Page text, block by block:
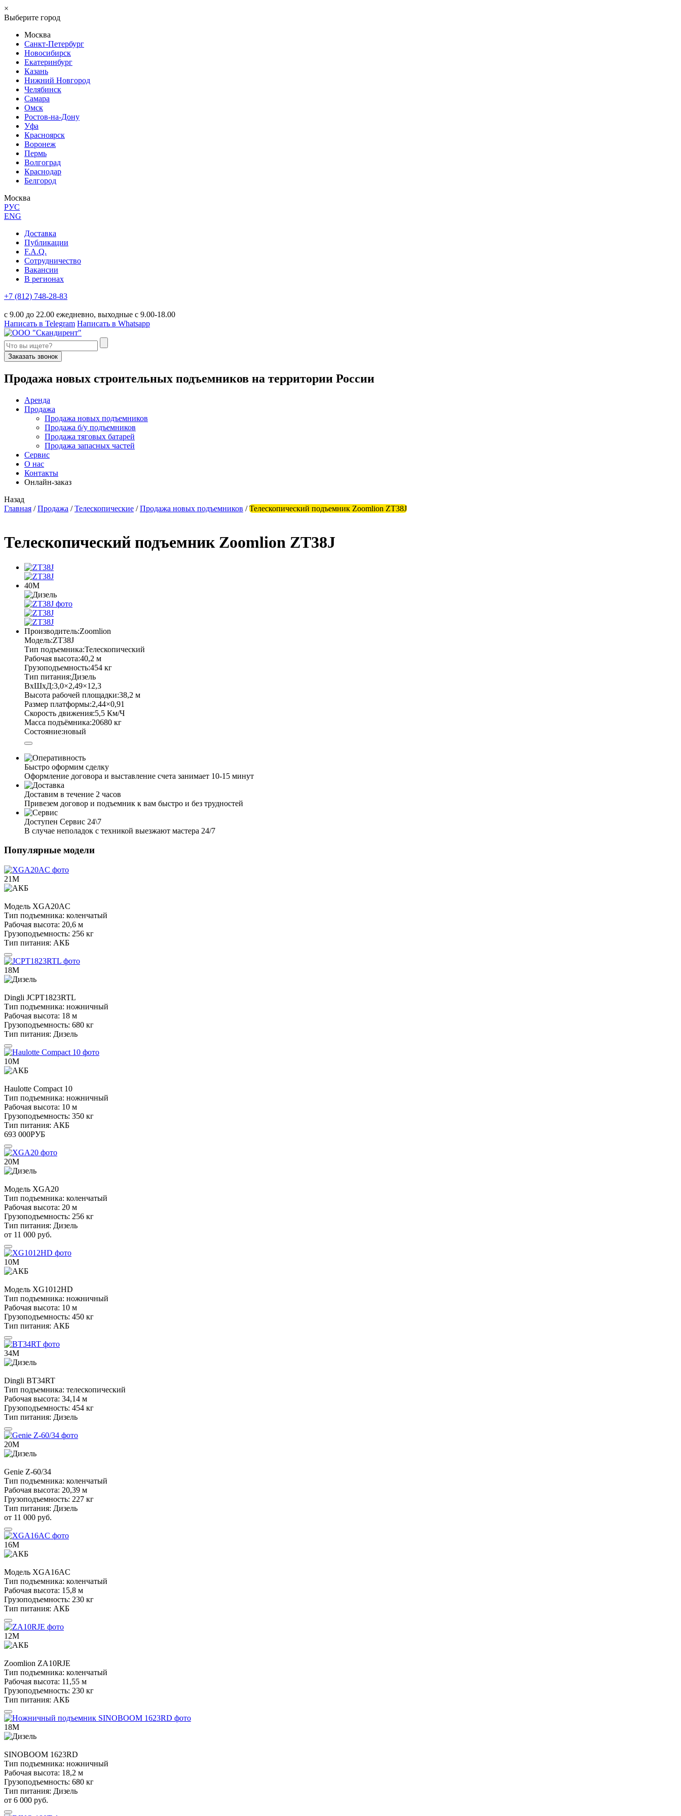
×
Выберите город
Москва
Санкт-Петербург
Новосибирск
Екатеринбург
Казань
Нижний Новгород
Челябинск
Самара
Омск
Ростов-на-Дону
Уфа
Красноярск
Воронеж
Пермь
Волгоград
Краснодар
Белгород
Москва
РУС
ENG
Доставка
Публикации
F.A.Q.
Сотрудничество
Вакансии
В регионах
+7 (812) 748-28-83
с 9.00 до 22.00 ежедневно, выходные с 9.00-18.00
Написать в Telegram Написать в Whatsapp
Заказать звонок
Продажа новых строительных подъемников на территории России
Аренда
Продажа
Продажа новых подъемников
Продажа б/у подъемников
Продажа тяговых батарей
Продажа запасных частей
Сервис
О нас
Контакты
Онлайн-заказ
Назад
Главная / Продажа / Телескопические / Продажа новых подъемников / Телескопический подъемник Zoomlion ZT38J
Телескопический подъемник Zoomlion ZT38J
40М
Производитель:Zoomlion
Модель:ZT38J
Тип подъемника:Телескопический
Рабочая высота:40,2 м
Грузоподъемность:454 кг
Тип питания:Дизель
ВхШхД:3,0×2,49×12,3
Высота рабочей площадки:38,2 м
Размер платформы:2,44×0,91
Скорость движения:5,5 Км/Ч
Масса подъёмника:20680 кг
Состояние:новый
Быстро оформим сделку
Оформление договора и выставление счета занимает 10-15 минут
Доставим в течение 2 часов
Привезем договор и подъемник к вам быстро и без трудностей
Доступен Сервис 24\7
В случае неполадок с техникой выезжают мастера 24/7
Популярные модели
21М
Модель XGA20AC
Тип подъемника: коленчатый
Рабочая высота: 20,6 м
Грузоподъемность: 256 кг
Тип питания: АКБ
18М
Dingli JCPT1823RTL
Тип подъемника: ножничный
Рабочая высота: 18 м
Грузоподъемность: 680 кг
Тип питания: Дизель
10М
Haulotte Compact 10
Тип подъемника: ножничный
Рабочая высота: 10 м
Грузоподъемность: 350 кг
Тип питания: АКБ
693 000РУБ
20М
Модель XGA20
Тип подъемника: коленчатый
Рабочая высота: 20 м
Грузоподъемность: 256 кг
Тип питания: Дизель
от 11 000 руб.
10М
Модель XG1012HD
Тип подъемника: ножничный
Рабочая высота: 10 м
Грузоподъемность: 450 кг
Тип питания: АКБ
34М
Dingli BT34RT
Тип подъемника: телескопический
Рабочая высота: 34,14 м
Грузоподъемность: 454 кг
Тип питания: Дизель
20М
Genie Z-60/34
Тип подъемника: коленчатый
Рабочая высота: 20,39 м
Грузоподъемность: 227 кг
Тип питания: Дизель
от 11 000 руб.
16М
Модель XGA16AC
Тип подъемника: коленчатый
Рабочая высота: 15,8 м
Грузоподъемность: 230 кг
Тип питания: АКБ
12М
Zoomlion ZA10RJE
Тип подъемника: коленчатый
Рабочая высота: 11,55 м
Грузоподъемность: 230 кг
Тип питания: АКБ
18М
SINOBOOM 1623RD
Тип подъемника: ножничный
Рабочая высота: 18,2 м
Грузоподъемность: 680 кг
Тип питания: Дизель
от 6 000 руб.